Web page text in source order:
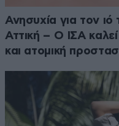
Ανησυχία για τον
Αττική – Ο ΙΣΑ
και ατομική